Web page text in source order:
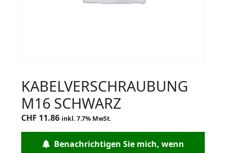
KABELVERSCHRAUBUNG
M16 SCHWARZ
CHF 11.86 inkl. 7.7% MwSt.
Benachrichtigen Sie mich, wenn